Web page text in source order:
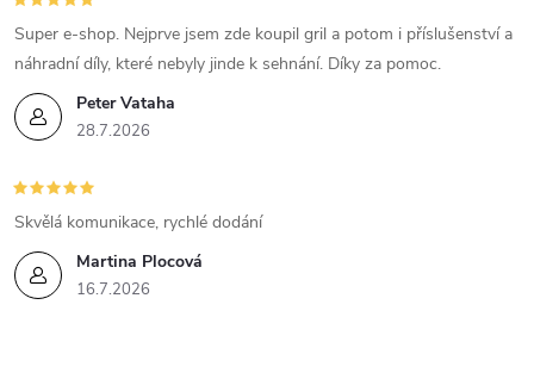
v
k
y
v
ý
p
Peter Vataha
28.7.2026
Super e-shop. Nejprve jsem zde koupil gril a potom i příslušenství a
náhradní díly, které nebyly jinde k sehnání. Díky za pomoc.
Martina Plocová
16.7.2026
Skvělá komunikace, rychlé dodání